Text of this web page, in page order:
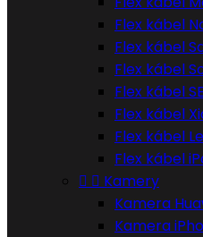
Flex kábel
Flex kábel
Flex kábel
Flex kábel SE
Flex kábel
Flex kábel
Flex kábel
  Kamery
Kamera
Kamera